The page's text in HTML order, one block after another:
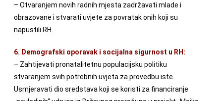
– Otvaranjem novih radnih mjesta zadržavati mlade i
obrazovane i stvarati uvjete za povratak onih koji su
napustili RH.
6. Demografski oporavak i socijalna sigurnost u RH:
– Zahtijevati pronatalitetnu populacijsku politiku
stvaranjem svih potrebnih uvjeta za provedbu iste.
Usmjeravati dio sredstava koji se koristi za financiranje